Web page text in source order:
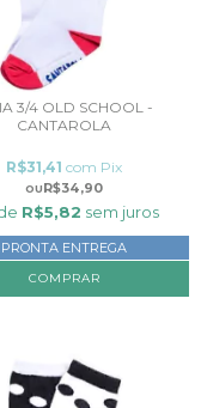
3/4 OLD SCHOOL -
CANTAROLA
R$34,90
R$31,41 com Pix
R$5,82 sem juros
PRONTA ENTREGA
COMPRAR